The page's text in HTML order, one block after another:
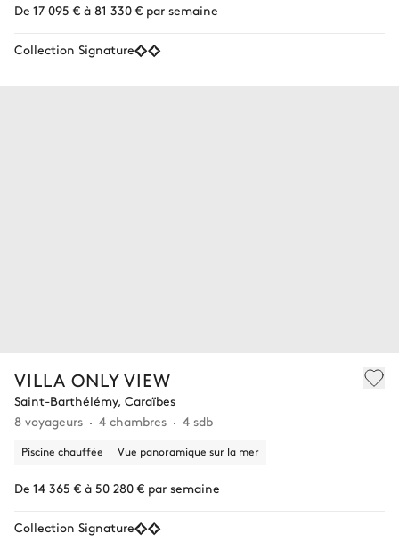
De 17 095 € à 81 330 € par semaine
Collection Signature
VILLA ONLY VIEW
Saint-Barthélémy, Caraïbes
8 voyageurs
4 chambres 4 sdb
Piscine chauffée Vue panoramique sur la mer
De 14 365 € à 50 280 € par semaine
Collection Signature